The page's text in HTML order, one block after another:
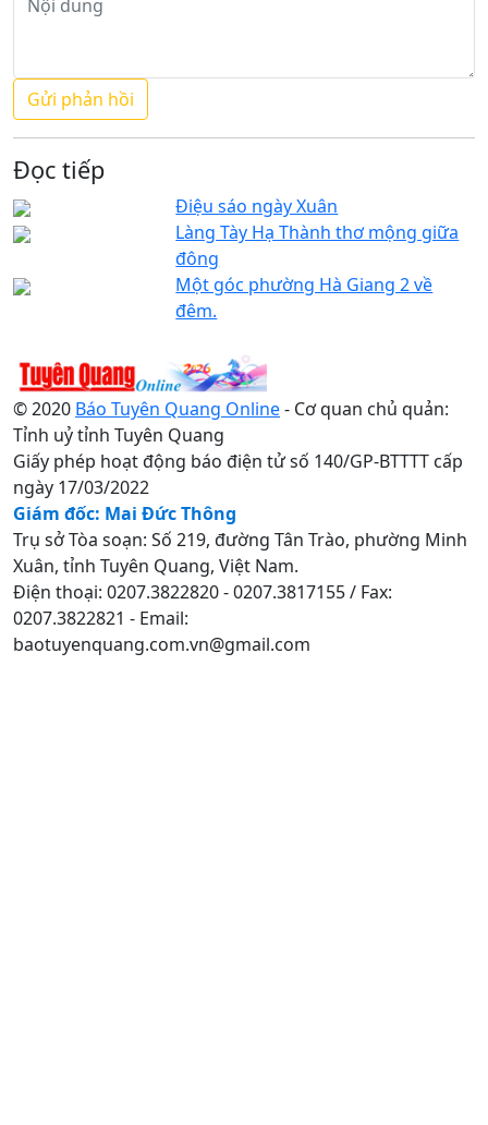
Đọc tiếp
Điệu sáo ngày Xuân
Làng Tày Hạ Thành thơ mộng giữa
đông
Một góc phường Hà Giang 2 về
đêm.
© 2020 Báo Tuyên Quang Online- Cơ quan chủ quản:
Tỉnh uỷ tỉnh Tuyên Quang
Giấy phép hoạt động báo điện tử số 140/GP-BTTTT cấp
ngày 17/03/2022
Giám đốc: Mai Đức Thông
Trụ sở Tòa soạn: Số 219, đường Tân Trào, phường Minh
Xuân, tỉnh Tuyên Quang, Việt Nam.
Điện thoại: 0207.3822820 - 0207.3817155 / Fax:
0207.3822821 - Email:
baotuyenquang.com.vn@gmail.com